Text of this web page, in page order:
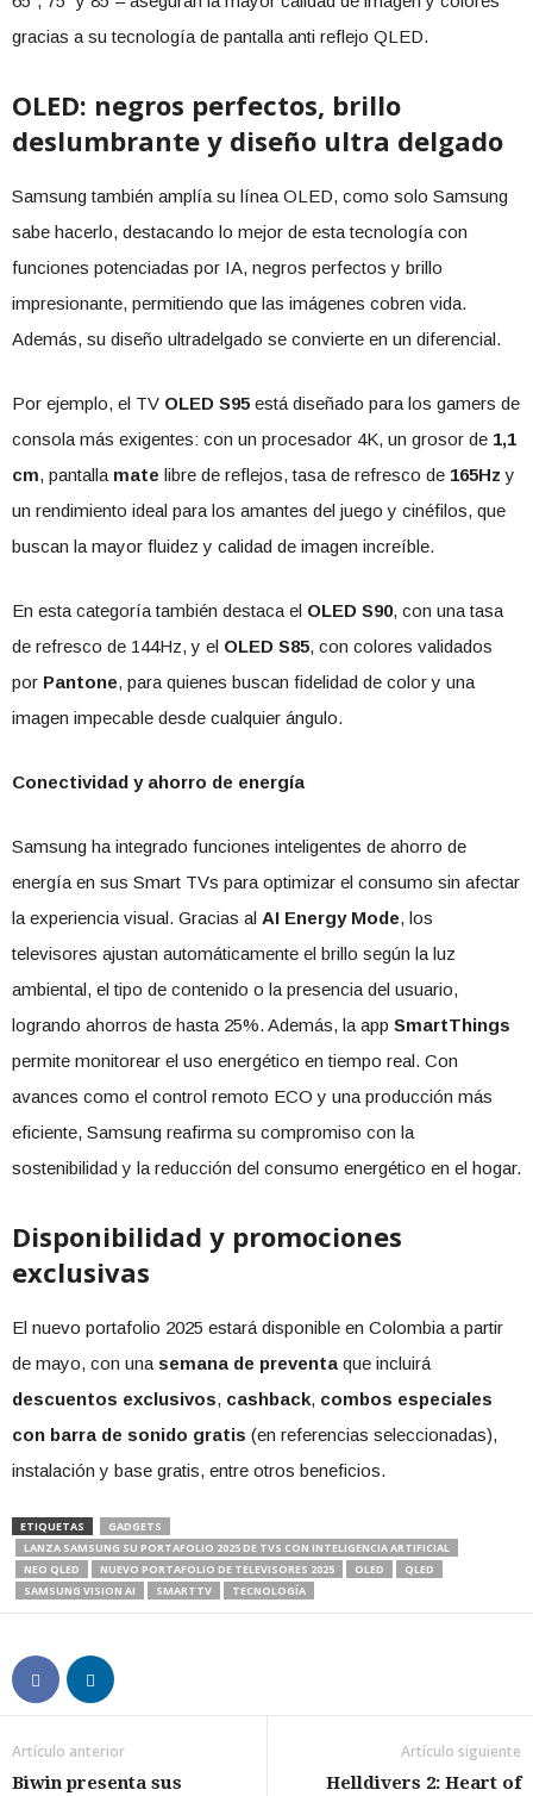
gracias a su tecnología de pantalla anti reflejo QLED.
OLED: negros perfectos, brillo
deslumbrante y diseño ultra delgado
Samsung también amplía su línea OLED, como solo Samsung
sabe hacerlo, destacando lo mejor de esta tecnología con
funciones potenciadas por IA, negros perfectos y brillo
impresionante, permitiendo que las imágenes cobren vida.
Además, su diseño ultradelgado se convierte en un diferencial.
Por ejemplo, el TV OLED S95 está diseñado para los gamers de
consola más exigentes: con un procesador 4K, un grosor de 1,1
cm, pantalla mate libre de reflejos, tasa de refresco de 165Hz y
un rendimiento ideal para los amantes del juego y cinéfilos, que
buscan la mayor fluidez y calidad de imagen increíble.
En esta categoría también destaca el OLED S90, con una tasa
de refresco de 144Hz, y el OLED S85, con colores validados
por Pantone, para quienes buscan fidelidad de color y una
imagen impecable desde cualquier ángulo.
Conectividad y ahorro de energía
Samsung ha integrado funciones inteligentes de ahorro de
energía en sus Smart TVs para optimizar el consumo sin afectar
la experiencia visual. Gracias al AI Energy Mode, los
televisores ajustan automáticamente el brillo según la luz
ambiental, el tipo de contenido o la presencia del usuario,
logrando ahorros de hasta 25%. Además, la app SmartThings
permite monitorear el uso energético en tiempo real. Con
avances como el control remoto ECO y una producción más
eficiente, Samsung reafirma su compromiso con la
sostenibilidad y la reducción del consumo energético en el hogar.
Disponibilidad y promociones
exclusivas
El nuevo portafolio 2025 estará disponible en Colombia a partir
de mayo, con una semana de preventa que incluirá
descuentos exclusivos, cashback, combos especiales
con barra de sonido gratis (en referencias seleccionadas),
instalación y base gratis, entre otros beneficios.
ETIQUETAS
GADGETS
LANZA SAMSUNG SU PORTAFOLIO 2025 DE TVS CON INTELIGENCIA ARTIFICIAL
NEO QLED
NUEVO PORTAFOLIO DE TELEVISORES 2025 OLED
QLED
SAMSUNG VISION AI
SMARTTV TECNOLOGÍA
Artículo anterior
Biwin presenta sus
Artículo siguiente
Helldivers 2: Heart of